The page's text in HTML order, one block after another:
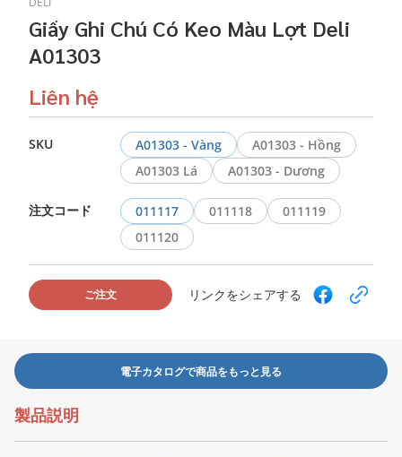
Giấy Ghi Chú Có Keo Màu Lợt Deli
A01303
Liên hệ
SKU A01303 - Vàng
A01303 - Hồng
A01303 Lá
A01303 - Dương
注文コード 011117 011118
011119
011120
ご注文 リンクをシェアする
電子カタログで商品をもっと見る
製品説明